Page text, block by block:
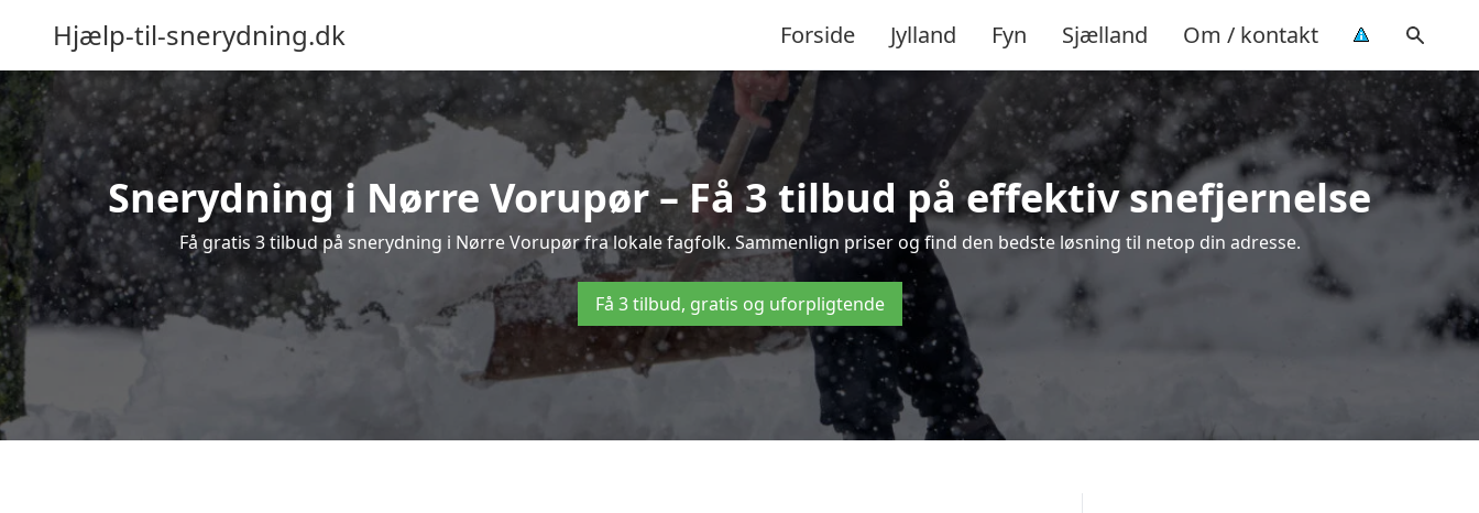
Hjælp-til-snerydning.dk Forside Jylland Fyn Sjælland Om / kontakt
Snerydning i Nørre Vorupør – Få 3 tilbud på effektiv snefjernelse
Få gratis 3 tilbud på snerydning i Nørre Vorupør fra lokale fagfolk. Sammenlign priser og find den bedste løsning til netop din adresse.
Få 3 tilbud, gratis og uforpligtende